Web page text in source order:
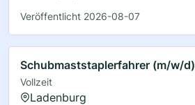
Veröffentlicht 2026-08-07
Schubmaststaplerfahrer (m/w/d)
Vollzeit
Ladenburg